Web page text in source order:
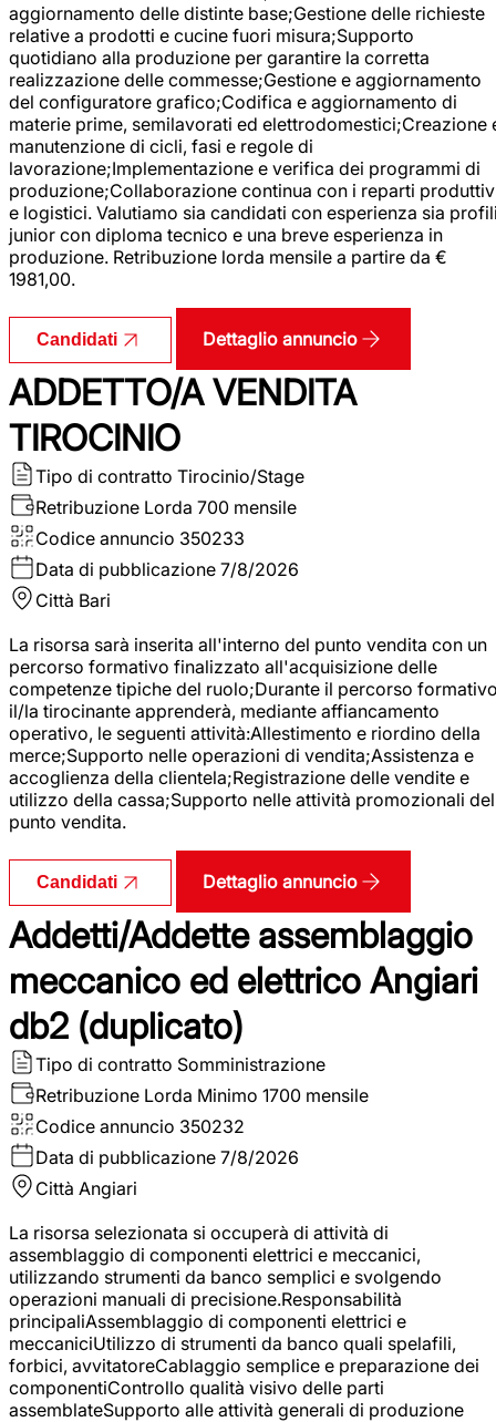
aggiornamento delle distinte base;Gestione delle richieste
relative a prodotti e cucine fuori misura;Supporto
quotidiano alla produzione per garantire la corretta
realizzazione delle commesse;Gestione e aggiornamento
del configuratore grafico;Codifica e aggiornamento di
materie prime, semilavorati ed elettrodomestici;Creazione
manutenzione di cicli, fasi e regole di
lavorazione;Implementazione e verifica dei programmi di
produzione;Collaborazione continua con i reparti
e logistici. Valutiamo sia candidati con esperienza sia
junior con diploma tecnico e una breve esperienza in
produzione. Retribuzione lorda mensile a partire da €
1981,00.
Candidati Dettaglio annuncio
ADDETTO/A VENDITA
TIROCINIO
Tipo di contratto Tirocinio/Stage
Retribuzione Lorda 700 mensile
Codice annuncio 350233
Data di pubblicazione 7/8/2026
Città Bari
La risorsa sarà inserita all'interno del punto vendita con un
percorso formativo finalizzato all'acquisizione delle
competenze tipiche del ruolo;Durante il percorso
il/la tirocinante apprenderà, mediante affiancamento
operativo, le seguenti attività:Allestimento e riordino della
merce;Supporto nelle operazioni di vendita;Assistenza e
accoglienza della clientela;Registrazione delle vendite e
utilizzo della cassa;Supporto nelle attività promozionali del
punto vendita.
Candidati Dettaglio annuncio
Addetti/Addette assemblaggio
meccanico ed elettrico Angiari
db2 (duplicato)
Tipo di contratto Somministrazione
Retribuzione Lorda Minimo 1700 mensile
Codice annuncio 350232
Data di pubblicazione 7/8/2026
Città Angiari
La risorsa selezionata si occuperà di attività di
assemblaggio di componenti elettrici e meccanici,
utilizzando strumenti da banco semplici e svolgendo
operazioni manuali di precisione.Responsabilità
principaliAssemblaggio di componenti elettrici e
meccaniciUtilizzo di strumenti da banco quali spelafili,
forbici, avvitatoreCablaggio semplice e preparazione dei
componentiControllo qualità visivo delle parti
assemblateSupporto alle attività generali di produzione